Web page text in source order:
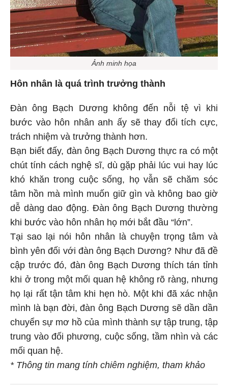
Ảnh minh họa
Hôn nhân là quá trình trưởng thành
Đàn ông Bạch Dương không đến nỗi tệ vì khi
bước vào hôn nhân anh ấy sẽ thay đổi tích cực,
trách nhiệm và trưởng thành hơn.
Bạn biết đấy, đàn ông Bạch Dương thực ra có một
chút tính cách nghệ sĩ, dù gặp phải lúc vui hay lúc
khó khăn trong cuộc sống, họ vẫn sẽ chăm sóc
tâm hồn mà mình muốn giữ gìn và không bao giờ
dễ dàng dao động. Đàn ông Bạch Dương thường
khi bước vào hôn nhân họ mới bắt đầu “lớn”.
Tại sao lại nói hôn nhân là chuyện trọng tâm và
bình yên đối với đàn ông Bạch Dương? Như đã đề
cập trước đó, đàn ông Bạch Dương thích tán tỉnh
khi ở trong một mối quan hệ không rõ ràng, nhưng
họ lại rất tận tâm khi hẹn hò. Một khi đã xác nhận
mình là bạn đời, đàn ông Bạch Dương sẽ dần dần
chuyển sự mơ hồ của mình thành sự tập trung, tập
trung vào đối phương, cuộc sống, tầm nhìn và các
mối quan hệ.
* Thông tin mang tính chiêm nghiệm, tham khảo